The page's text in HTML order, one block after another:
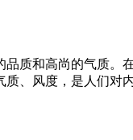
质和高尚的气质。
、风度，是人们对